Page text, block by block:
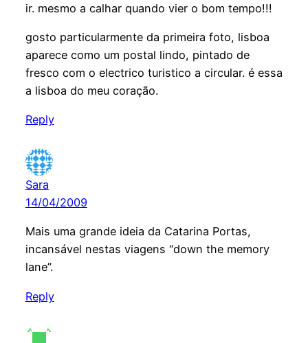
ir. mesmo a calhar quando vier o bom tempo!!!
gosto particularmente da primeira foto, lisboa
aparece como um postal lindo, pintado de
fresco com o electrico turistico a circular. é essa
a lisboa do meu coração.
Reply
Sara
14/04/2009
Mais uma grande ideia da Catarina Portas,
incansável nestas viagens “down the memory
lane”.
Reply